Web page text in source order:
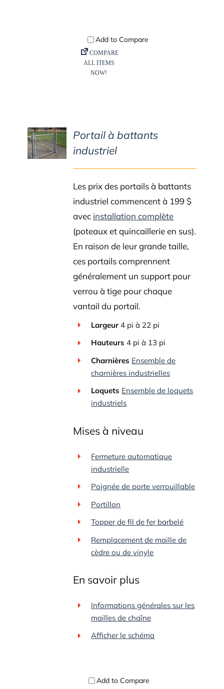
DETAILS
Portail à battants
industriel
Les prix des portails à battants
industriel commencent à 199 $
avec installation complète
(poteaux et quincaillerie en sus).
En raison de leur grande taille,
ces portails comprennent
généralement un support pour
verrou à tige pour chaque
vantail du portail.
Largeur 4 pià 22 pi
Hauteurs 4 pi à 13 pi
Charnières Ensemble de
charnières industrielles
Loquets Ensemble de loquets
industriels
Mises à niveau
Fermeture automatique
industrielle
Poignée de porte verrouillable
Portillon
Topper de fil de fer barbelé
Remplacement de maille de
cèdre ou de vinyle
En savoir plus
Informations générales sur les
mailles de chaîne
Afficher le schéma